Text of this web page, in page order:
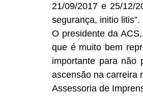
21/09/2017 e 25/12/
segurança, initio litis”.
O presidente da
que é muito bem
importante para não
ascensão na carreira
Assessoria de